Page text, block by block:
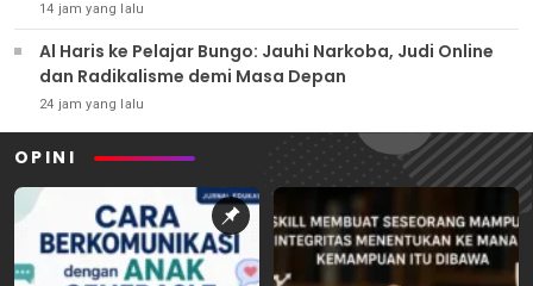
14 jam yang lalu
Al Haris ke Pelajar Bungo: Jauhi Narkoba, Judi Online
dan Radikalisme demi Masa Depan
24 jam yang lalu
OPINI